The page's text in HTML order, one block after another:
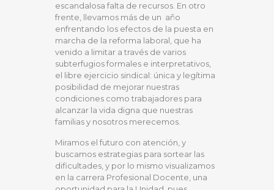
escandalosa falta de recursos. En otro
frente, llevamos más de un año
enfrentando los efectos de la puesta en
marcha de la reforma laboral, que ha
venido a limitar a través de varios
subterfugios formales e interpretativos,
el libre ejercicio sindical: única y legítima
posibilidad de mejorar nuestras
condiciones como trabajadores para
alcanzar la vida digna que nuestras
familias y nosotros merecemos.
Miramos el futuro con atención, y
buscamos estrategias para sortear las
dificultades, y por lo mismo visualizamos
en la carrera Profesional Docente, una